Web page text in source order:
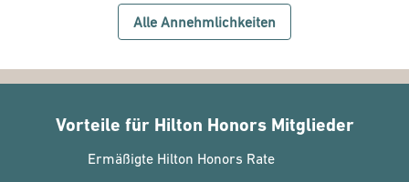
Alle Annehmlichkeiten
Vorteile für Hilton Honors Mitglieder
Ermäßigte Hilton Honors Rate